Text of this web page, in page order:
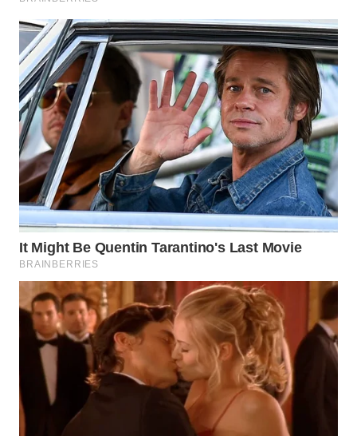
WN
SIMALUNGUN
WN
LABUHANBATU
WN
TAPANULI
TENGAH
WN DELI
SERDANG
WN
TEBING
TINGGI
WN
PAKPAK
WN